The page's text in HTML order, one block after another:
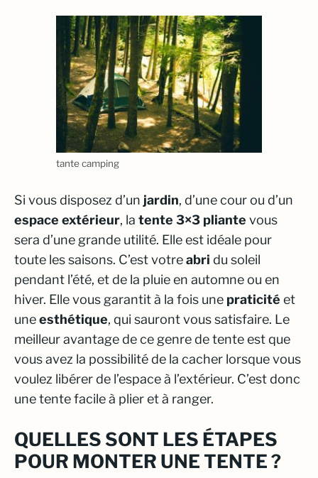
tante camping
Si vous disposez d’un jardin, d’une cour ou d’un
espace extérieur, la tente 3×3 pliante vous
sera d’une grande utilité. Elle est idéale pour
toute les saisons. C’est votreabri du soleil
pendant l’été, et de la pluie en automne ou en
hiver. Elle vous garantit à la fois une praticité et
uneesthétique, qui sauront vous satisfaire. Le
meilleur avantage de ce genre de tente est que
vous avez la possibilité de la cacher lorsque vous
voulez libérer de l’espace à l’extérieur. C’est donc
une tente facile à plier et à ranger.
QUELLES SONT LES ÉTAPES
POUR MONTER UNE TENTE ?